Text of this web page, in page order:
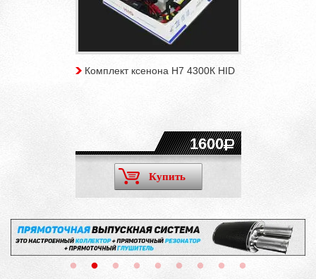
Комплект ксенона H7 4300К HID
1600
Купить